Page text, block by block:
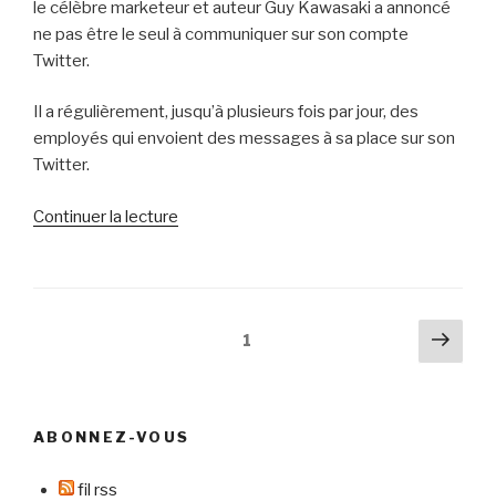
le célèbre marketeur et auteur Guy Kawasaki a annoncé
ne pas être le seul à communiquer sur son compte
Twitter.
Il a régulièrement, jusqu’à plusieurs fois par jour, des
employés qui envoient des messages à sa place sur son
Twitter.
Continuer la lecture
? »
1
ABONNEZ-VOUS
fil rss